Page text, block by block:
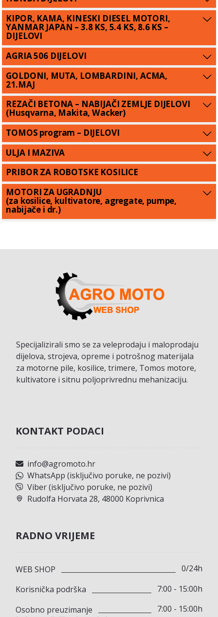
KIPOR, KAMA, KINESKI DIESEL MOTORI,
YANMAR JAPAN – 3.8 KS, 5.4 KS, 8.6 KS –
DIJELOVI
AGRIA 506 DIJELOVI
GOLDONI, MUTA, LOMBARDINI, ACMA,
21.MAJ
REZAČI BETONA – NABIJAČI ZEMLJE DIJELOVI
(Husqvarna, Makita, Wacker)
TOMOS program – DIJELOVI
ULJA I MAZIVA
PRIBOR ZA ROBOTSKE KOSILICE
MOTORI ZA UGRADNJU
(za kosilice, kultivatore, agregate, pumpe,
nabijače i dr.)
Specijalizirali smo se za veleprodaju i maloprodaju
dijelova, strojeva, opreme i potrošnog materijala
za motorne pile, kosilice, trimere, Tomos motore,
kultivatore i sitnu poljoprivrednu mehanizaciju.
KONTAKT PODACI
info@agromoto.hr
WhatsApp (isključivo poruke, ne pozivi)
Viber (isključivo poruke, ne pozivi)
Rudolfa Horvata 28, 48000 Koprivnica
RADNO VRIJEME
WEB SHOP
0/24h
Korisnička podrška
7:00 - 15:00h
Osobno preuzimanje
7:00 - 15:00h